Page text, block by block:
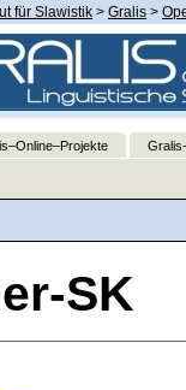
für Slawistik > Gralis >
SK